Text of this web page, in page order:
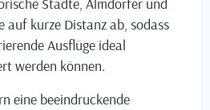
auf kurze Distanz ab, sodass
Ausflüge ideal
werden können.
eine beeindruckende